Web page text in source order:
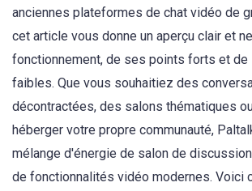
anciennes plateformes de chat vidéo de
cet article vous donne un aperçu clair et
fonctionnement, de ses points forts et
faibles. Que vous souhaitiez des
décontractées, des salons thématiques
héberger votre propre communauté,
mélange d'énergie de salon de
de fonctionnalités vidéo modernes. Voici